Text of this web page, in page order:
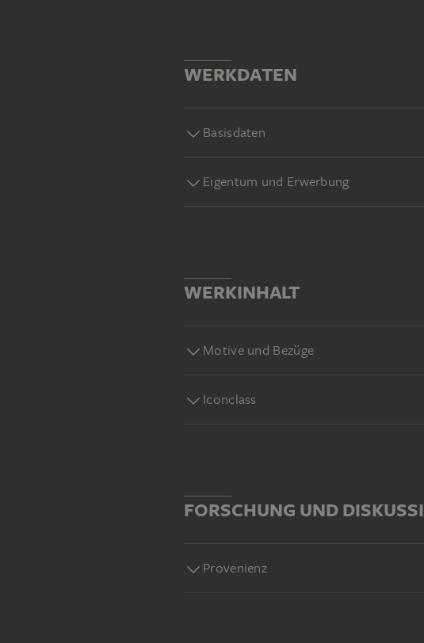
WERKDATEN
Basisdaten
Eigentum und Erwerbung
WERKINHALT
Motive und Bezüge
Iconclass
FORSCHUNG UND
Provenienz